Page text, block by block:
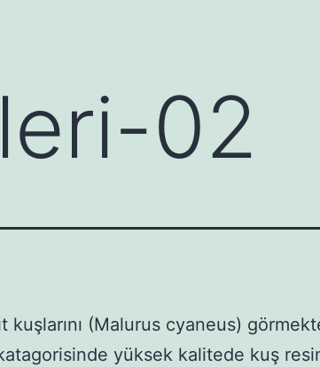
02
kuşlarını (Malurus cyaneus)
yüksek kalitede kuş